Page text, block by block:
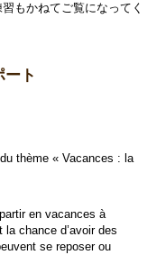
もかねてご覧になってく
ト
thème « Vacances : la
en vacances à
la chance d’avoir des
se reposer ou